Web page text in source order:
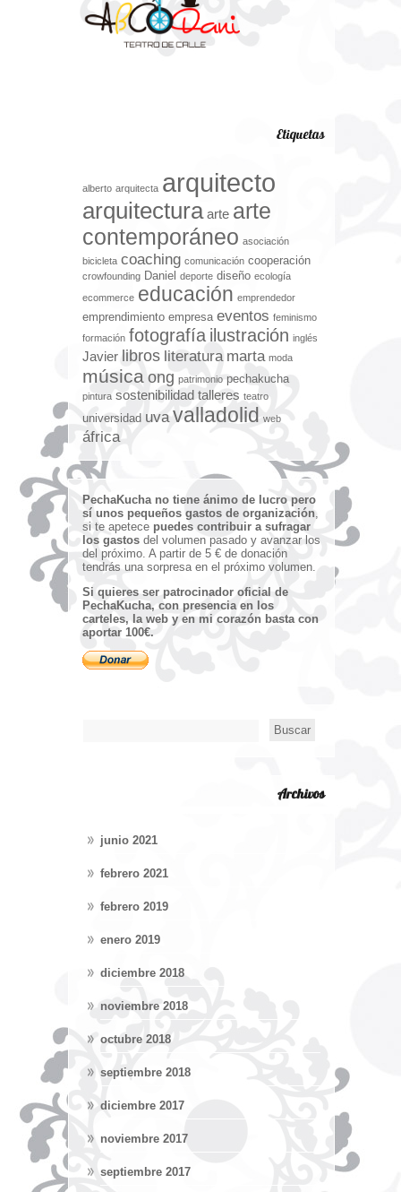
Etiquetas
alberto arquitecta arquitecto
arquitectura arte arte
contemporáneo asociación
bicicleta coaching comunicación cooperación
crowfounding Daniel deporte diseño ecología
ecommerce educación emprendedor
emprendimiento empresa eventos feminismo
formación fotografía ilustración inglés
Javier libros literatura marta moda
músicaong patrimonio pechakucha
pintura sostenibilidad talleres teatro
universidad uva valladolid web
áfrica
PechaKucha no tiene ánimo de lucro pero
sí unos pequeños gastos de organización
si te apetece puedes contribuir a sufragar
los gastos del volumen pasado y avanzar los
del próximo. A partir de 5 € de donación
tendrás una sorpresa en el próximo volumen.
Si quieres ser patrocinador oficial de
PechaKucha, con presencia en los
carteles, la web y en mi corazón basta con
aportar 100€.
Archivos
junio 2021
febrero 2021
febrero 2019
enero 2019
diciembre 2018
noviembre 2018
octubre 2018
septiembre 2018
diciembre 2017
noviembre 2017
septiembre 2017